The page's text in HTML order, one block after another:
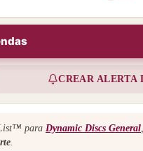
CREAR ALERTA
para Dynamic Discs General